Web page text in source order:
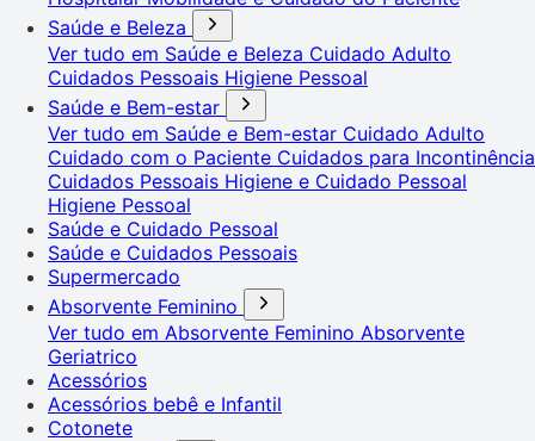
Saúde e Beleza
Ver tudo em Saúde e Beleza Cuidado Adulto
Cuidados Pessoais Higiene Pessoal
Saúde e Bem-estar
Ver tudo em Saúde e Bem-estar Cuidado Adulto
Cuidado com o Paciente Cuidados para Incontinência
Cuidados Pessoais Higiene e Cuidado Pessoal
Higiene Pessoal
Saúde e Cuidado Pessoal
Saúde e Cuidados Pessoais
Supermercado
Absorvente Feminino
Ver tudo em Absorvente Feminino Absorvente
Geriatrico
Acessórios
Acessórios bebê e Infantil
Cotonete